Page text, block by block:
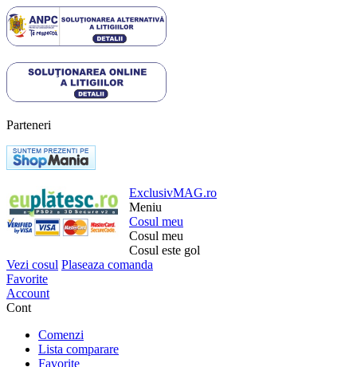
Parteneri
ExclusivMAG.ro
Meniu
Cosul meu
Cosul meu
Cosul este gol
Vezi cosul Plaseaza comanda
Favorite
Account
Cont
Comenzi
Lista comparare
Favorite